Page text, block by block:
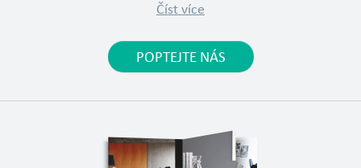
Číst více
POPTEJTE NÁS